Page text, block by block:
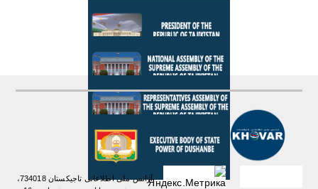
آژانس ملی اطلاعاتی تاجیکستان 734018،